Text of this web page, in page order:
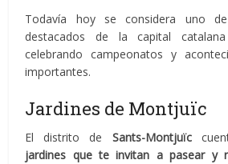
Todavía hoy se considera uno
destacados de la capital
celebrando campeonatos y
importantes.
Jardines de Montjuïc
El distrito de Sants-Montjuïc
jardines que te invitan a pasear y